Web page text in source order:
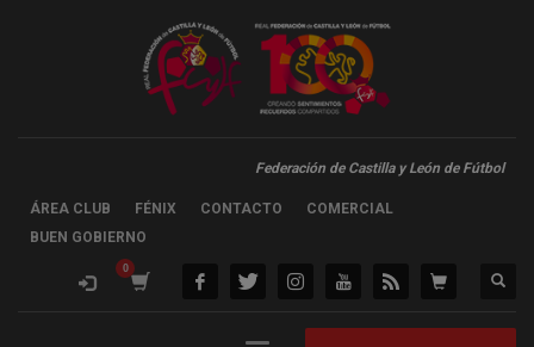
Federación de Castilla y León de Fútbol
ÁREA CLUB FÉNIX CONTACTO
COMERCIAL
BUEN GOBIERNO